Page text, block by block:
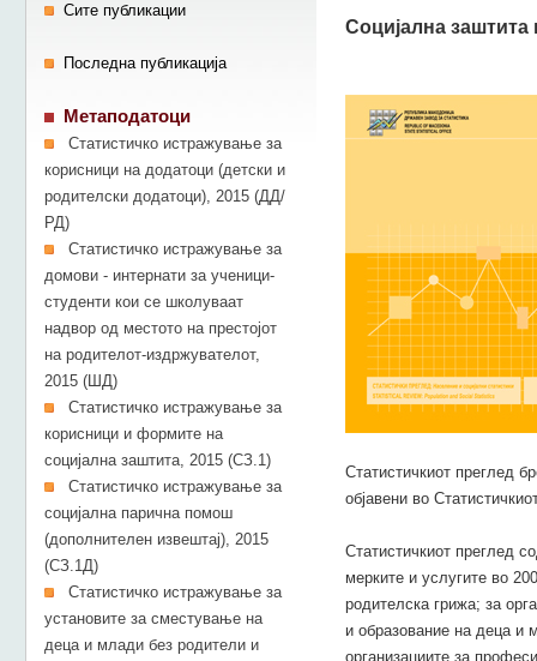
Социјална
Статистичкиот преглед
објавени во
Статистичкиот преглед
мерките и услугите во
родителска грижа; за
и образование на деца и
организациите за
Сите публикации
Последна публикација
Метаподатоци
Статистичко истражување за
корисници на додатоци (детски и
родителски додатоци), 2015 (ДД/
РД)
Статистичко истражување за
домови - интернати за ученици-
студенти кои се школуваат
надвор од местото на престојот
на родителот-издржувателот,
2015 (ШД)
Статистичко истражување за
корисници и формите на
социјална заштита, 2015 (СЗ.1)
Статистичко истражување за
социјална парична помош
(дополнителен извештај), 2015
(СЗ.1Д)
Статистичко истражување за
установите за сместување на
деца и млади без родители и